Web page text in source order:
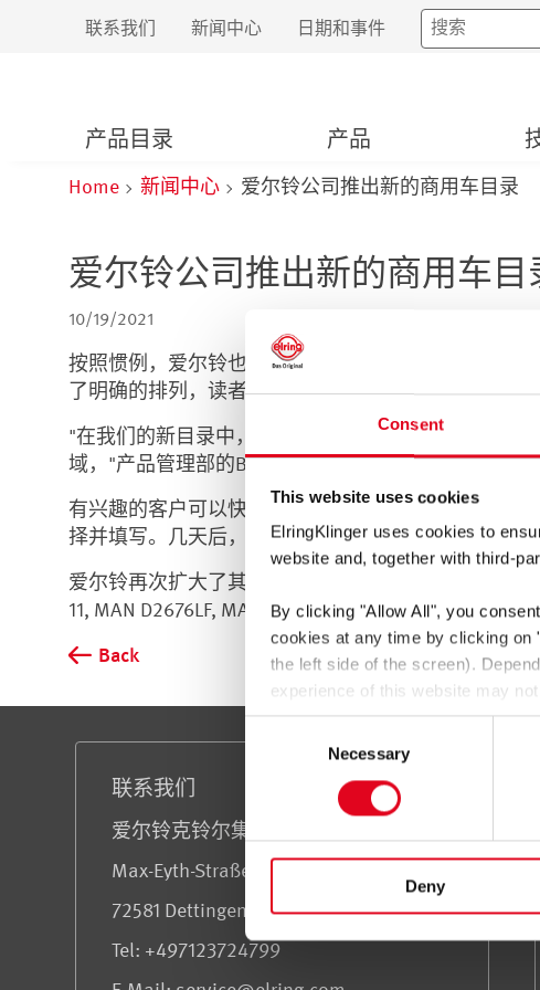
Consent
This website uses cookies
ElringKlinger uses cookies to
website and, together with third-
By clicking "Allow All", you
cookies at any time by clicking on
the left side of the screen).
experience of this website may not
You thereby also consent to the
GDPR. These third countries
enforced.
Necessary
Deny
联系我们 新闻中心 日期和事件
产品目录 产品
Home 新闻中心 爱尔铃公司推出新的商用车目录
爱尔铃公司推出新的商用车目
10/19/2021
按照惯例，爱尔铃也为其售后市场和维修车间的客户
了明确的排列，读者可以很快找到自己的需求。
"在我们的新目录中，我们列出了超过8000种不同的
域，"产品管理部的Bernd Schuh解释说。
有兴趣的客户可以快速和轻松地获得他们个人的主要
择并填写。几天后，目录就会出现在邮件中。当然，
爱尔铃再次扩大了其产品组合，因此新的目录也包括
11, MAN D2676LF, MAN D3876 LF, Mercedes Benz
Back
联系我们
爱尔铃克铃尔集团
Max-Eyth-Straße 2
72581 Dettingen/Erms
Tel: +497123724799